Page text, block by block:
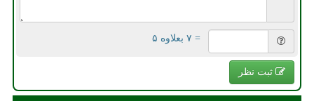
= ۷ بعلاوه ۵
ثبت نظر